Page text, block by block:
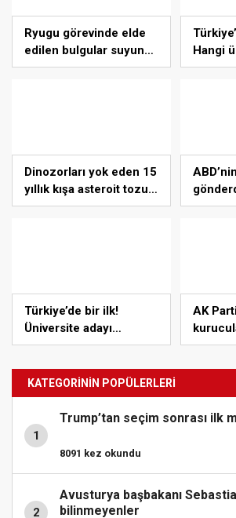
Ryugu görevinde elde
edilen bulgular suyun
dünyaya asteroitlerce
Hangi
ediyor?
Dinozorları yok eden 15
yıllık kışa asteroit tozu
neden oldu | Araştırma
aracı
Türkiye’de bir ilk!
Üniversite adayı
öğrencilere müjde
AK
Abiş
KATEGORİNİN POPÜLERLERİ
1
Trump’tan seçim sonrası ilk
8091 kez okundu
2
Avusturya başbakanı
bilinmeyenler